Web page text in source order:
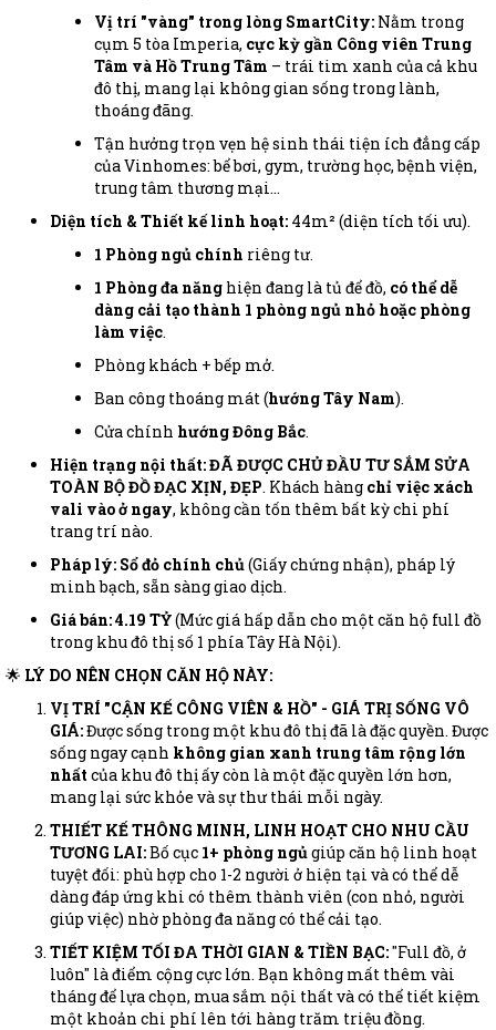
Vị trí "vàng" trong lòng SmartCity: Nằm trong
cụm 5 tòa Imperia, cực kỳ gần Công viên Trung
Tâm và Hồ Trung Tâm – trái tim xanh của cả khu
đô thị, mang lại không gian sống trong lành,
thoáng đãng.
Tận hưởng trọn vẹn hệ sinh thái tiện ích đẳng cấp
của Vinhomes: bể bơi, gym, trường học, bệnh viện,
trung tâm thương mại...
Diện tích & Thiết kế linh hoạt: 44m² (diện tích tối ưu).
1 Phòng ngủ chính riêng tư.
1 Phòng đa năng hiện đang là tủ để đồ, có thể dễ
dàng cải tạo thành 1 phòng ngủ nhỏ hoặc phòng
làm việc.
Phòng khách + bếp mở.
Ban công thoáng mát (hướng Tây Nam).
Cửa chính hướng Đông Bắc.
Hiện trạng nội thất:ĐÃ ĐƯỢC CHỦ ĐẦU TƯ SẮM SỬA
TOÀN BỘ ĐỒ ĐẠC XỊN, ĐẸP. Khách hàng chỉ việc xách
vali vào ở ngay, không cần tốn thêm bất kỳ chi phí
trang trí nào.
Pháp lý: Sổ đỏ chính chủ(Giấy chứng nhận), pháp lý
minh bạch, sẵn sàng giao dịch.
Giá bán: 4.19 TỶ(Mức giá hấp dẫn cho một căn hộ full đồ
trong khu đô thị số 1 phía Tây Hà Nội).
🌟 LÝ DO NÊN CHỌN CĂN HỘ NÀY:
VỊ TRÍ "CẬN KẾ CÔNG VIÊN & HỒ" - GIÁ TRỊ SỐNG VÔ
GIÁ:Được sống trong một khu đô thị đã là đặc quyền. Được
sống ngay cạnh không gian xanh trung tâm rộng lớn
nhất của khu đô thị ấy còn là một đặc quyền lớn hơn,
mang lại sức khỏe và sự thư thái mỗi ngày.
THIẾT KẾ THÔNG MINH, LINH HOẠT CHO NHU CẦU
TƯƠNG LAI:Bố cục 1+ phòng ngủgiúp căn hộ linh hoạt
tuyệt đối: phù hợp cho 1-2 người ở hiện tại và có thể dễ
dàng đáp ứng khi có thêm thành viên (con nhỏ, người
giúp việc) nhờ phòng đa năng có thể cải tạo.
TIẾT KIỆM TỐI ĐA THỜI GIAN & TIỀN BẠC:"Full đồ, ở
luôn" là điểm cộng cực lớn. Bạn không mất thêm vài
tháng để lựa chọn, mua sắm nội thất và có thể tiết kiệm
một khoản chi phí lên tới hàng trăm triệu đồng.